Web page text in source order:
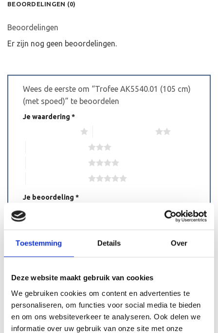
Toestemming Details Over
Deze website maakt gebruik van cookies
We gebruiken cookies om content en advertenties te
personaliseren, om functies voor social media te bieden
en om ons websiteverkeer te analyseren. Ook delen we
informatie over uw gebruik van onze site met onze
BEOORDELINGEN (0)
Beoordelingen
Er zijn nog geen beoordelingen.
Wees de eerste om “Trofee AK5540.01 (105 cm)
(met spoed)” te beoordelen
Je waardering *
Je beoordeling *
Naam*
E-mail *